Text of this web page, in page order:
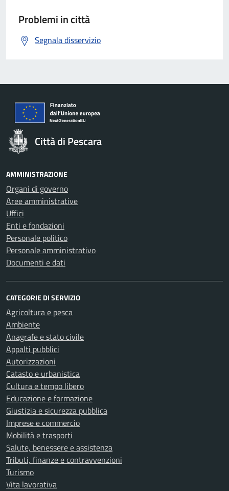
Problemi in città
Segnala disservizio
Città di Pescara
AMMINISTRAZIONE
Organi di governo
Aree amministrative
Uffici
Enti e fondazioni
Personale politico
Personale amministrativo
Documenti e dati
CATEGORIE DI SERVIZIO
Agricoltura e pesca
Ambiente
Anagrafe e stato civile
Appalti pubblici
Autorizzazioni
Catasto e urbanistica
Cultura e tempo libero
Educazione e formazione
Giustizia e sicurezza pubblica
Imprese e commercio
Mobilità e trasporti
Salute, benessere e assistenza
Tributi, finanze e contravvenzioni
Turismo
Vita lavorativa